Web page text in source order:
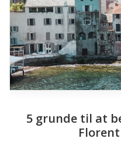
På trek i